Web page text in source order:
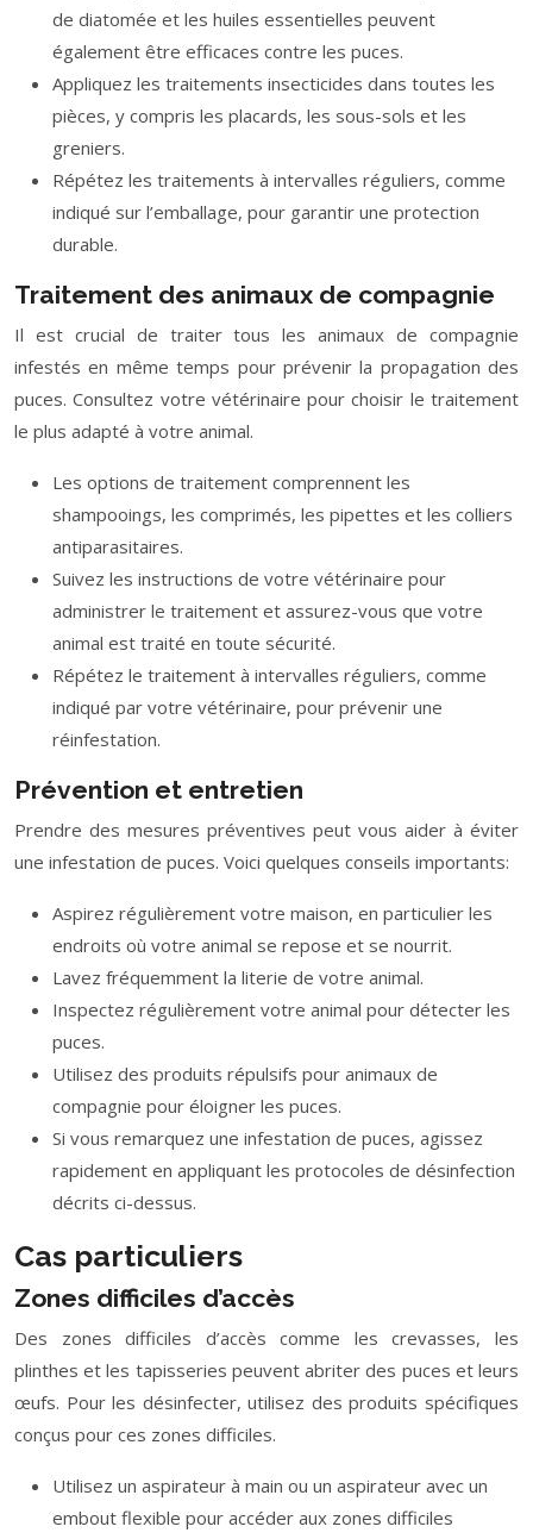
de diatomée et les huiles essentielles peuvent
également être efficaces contre les puces.
Appliquez les traitements insecticides dans toutes les
pièces, y compris les placards, les sous-sols et les
greniers.
Répétez les traitements à intervalles réguliers, comme
indiqué sur l’emballage, pour garantir une protection
durable.
Traitement des animaux de compagnie
Il est crucial de traiter tous les animaux de compagnie
infestés en même temps pour prévenir la propagation des
puces. Consultez votre vétérinaire pour choisir le traitement
le plus adapté à votre animal.
Les options de traitement comprennent les
shampooings, les comprimés, les pipettes et les colliers
antiparasitaires.
Suivez les instructions de votre vétérinaire pour
administrer le traitement et assurez-vous que votre
animal est traité en toute sécurité.
Répétez le traitement à intervalles réguliers, comme
indiqué par votre vétérinaire, pour prévenir une
réinfestation.
Prévention et entretien
Prendre des mesures préventives peut vous aider à éviter
une infestation de puces. Voici quelques conseils importants:
Aspirez régulièrement votre maison, en particulier les
endroits où votre animal se repose et se nourrit.
Lavez fréquemment la literie de votre animal.
Inspectez régulièrement votre animal pour détecter les
puces.
Utilisez des produits répulsifs pour animaux de
compagnie pour éloigner les puces.
Si vous remarquez une infestation de puces, agissez
rapidement en appliquant les protocoles de désinfection
décrits ci-dessus.
Cas particuliers
Zones difficiles d’accès
Des zones difficiles d’accès comme les crevasses, les
plinthes et les tapisseries peuvent abriter des puces et leurs
œufs. Pour les désinfecter, utilisez des produits spécifiques
conçus pour ces zones difficiles.
Utilisez un aspirateur à main ou un aspirateur avec un
embout flexible pour accéder aux zones difficiles